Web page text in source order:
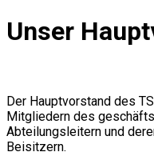
Unser
Der Hauptvorstand des
Mitgliedern des
Abteilungsleitern und
Beisitzern.